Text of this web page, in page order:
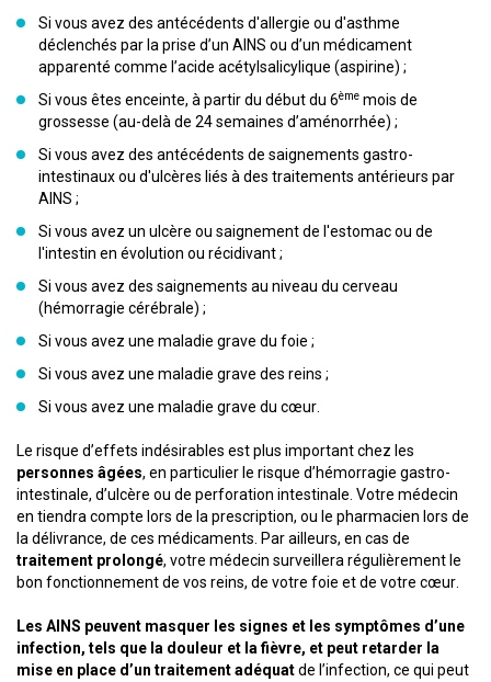
Si vous avez des antécédents d'allergie ou d'asthme
déclenchés par la prise d’un AINS ou d’un médicament
apparenté comme l’acide acétylsalicylique (aspirine) ;
Si vous êtes enceinte, à partir du début du 6ème mois de
grossesse (au-delà de 24 semaines d’aménorrhée) ;
Si vous avez des antécédents de saignements gastro-
intestinaux ou d'ulcères liés à des traitements antérieurs par
AINS ;
Si vous avez un ulcère ou saignement de l'estomac ou de
l'intestin en évolution ou récidivant ;
Si vous avez des saignements au niveau du cerveau
(hémorragie cérébrale) ;
Si vous avez une maladie grave du foie ;
Si vous avez une maladie grave des reins ;
Si vous avez une maladie grave du cœur.
Le risque d’effets indésirables est plus important chez les
personnes âgées, en particulier le risque d’hémorragie gastro-
intestinale, d’ulcère ou de perforation intestinale. Votre médecin
en tiendra compte lors de la prescription, ou le pharmacien lors de
la délivrance, de ces médicaments. Par ailleurs, en cas de
traitement prolongé, votre médecin surveillera régulièrement le
bon fonctionnement de vos reins, de votre foie et de votre cœur.
Les AINS peuvent masquer les signes et les symptômes d’une
infection, tels que la douleur et la fièvre, et peut retarder la
mise en place d’un traitement adéquatde l’infection, ce qui peut